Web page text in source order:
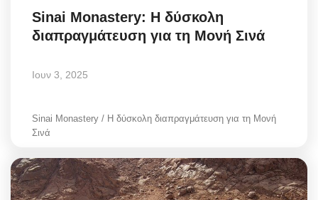
Sinai Monastery: Η δύσκολη
διαπραγμάτευση για τη Μονή Σινά
Ιουν 3, 2025
Sinai Monastery / Η δύσκολη διαπραγμάτευση για τη Μονή
Σινά